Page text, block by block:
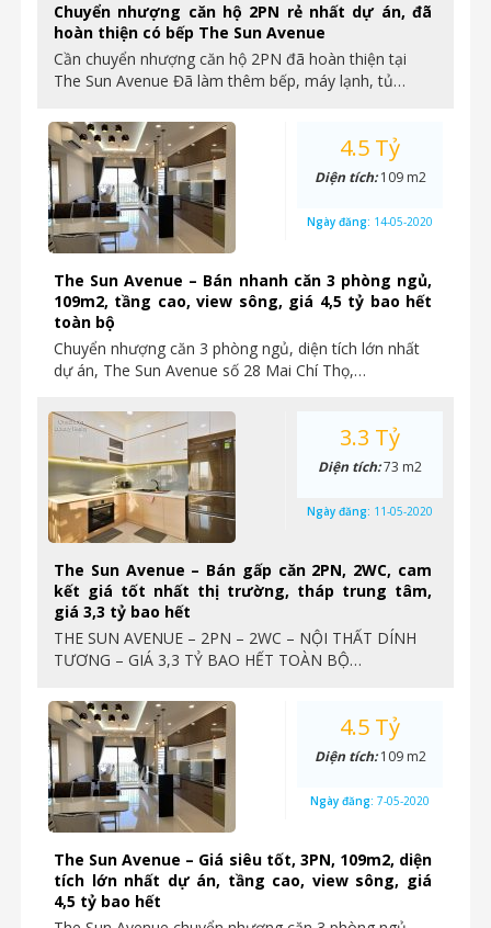
Chuyển nhượng căn hộ 2PN rẻ nhất dự án, đã
hoàn thiện có bếp The Sun Avenue
Cần chuyển nhượng căn hộ 2PN đã hoàn thiện tại
The Sun Avenue Đã làm thêm bếp, máy lạnh, tủ…
The Sun Avenue – Bán nhanh căn 3 phòng ngủ,
109m2, tầng cao, view sông, giá 4,5 tỷ bao hết
toàn bộ
Chuyển nhượng căn 3 phòng ngủ, diện tích lớn nhất
dự án, The Sun Avenue số 28 Mai Chí Thọ,…
4.5 Tỷ
Diện tích:109 m2
Ngày đăng: 14-05-2020
The Sun Avenue – Bán gấp căn 2PN, 2WC, cam
kết giá tốt nhất thị trường, tháp trung tâm,
giá 3,3 tỷ bao hết
THE SUN AVENUE – 2PN – 2WC – NỘI THẤT DÍNH
TƯƠNG – GIÁ 3,3 TỶ BAO HẾT TOÀN BỘ…
3.3 Tỷ
Diện tích:73 m2
Ngày đăng: 11-05-2020
The Sun Avenue – Giá siêu tốt, 3PN, 109m2, diện
tích lớn nhất dự án, tầng cao, view sông, giá
4,5 tỷ bao hết
4.5 Tỷ
Diện tích:109 m2
Ngày đăng: 7-05-2020